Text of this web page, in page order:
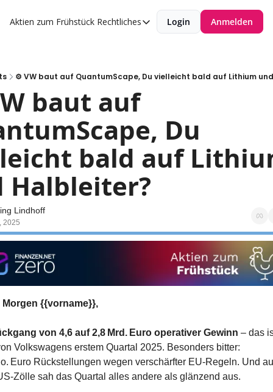
Aktien zum Frühstück Rechtliches
Rechtliches
Impressum
Login Anmelden
⚙️ VW baut auf QuantumScape, Du vielleicht bald auf Lithium
baut auf
Du
bald auf
Halbleiter?
Lindhoff
2025
Morgen {{vorname}},
von 4,6 auf 2,8 Mrd. Euro operativer Gewinn – das
Volkswagens erstem Quartal 2025. Besonders bitter:
Euro Rückstellungen wegen verschärfter EU-Regeln. Und
Zölle sah das Quartal alles andere als glänzend aus.